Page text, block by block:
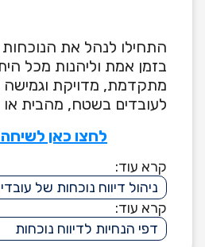
התחילו לנהל את
בזמן אמת וליהנות מכל
מתקדמת, מדויקת
לעובדים בשטח, מהבית
לחצו כאן
קרא עוד:
ניהול דיווח נוכחות של
קרא עוד:
דפי הנחיות לדיווח נוכחות